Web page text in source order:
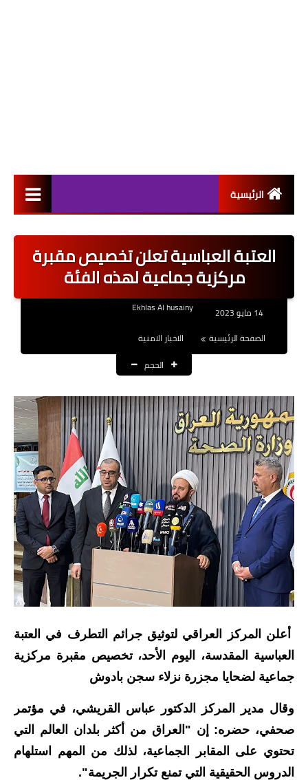
الرئيسية
اخبار القطاع العام
العقود والاجور اليومية
الرواتب
القروض والسلف
المنح المالية
قطع الاراضي
اخبار العراق
الاخبار السياسية
الاخبار الامنية
الاخبار الاقتصادية
الاخبار الرياضية
المدارس
اخبار وقرارات وزارة التربية
نتائج الامتحانات
العتبة العباسية تعلن تخصيص مقبرة
مركزية جماعية لهذه الفئة
14 مايو 2023
Ekhlas Al husainy
الصفحة الرئيسية
الاخبار الامنية
الحجم
أعلن المركز العراقي لتوثيق جرائم التطرف في العتبة
العباسية المقدسة، اليوم الأحد، تخصيص مقبرة مركزية
جماعية لضحايا مجزرة نزلاء سجن بادوش
وقال مدير المركز الدكتور عباس القريشي، في مؤتمر
صحفي، حضره: إن "العراق من أكثر بلدان العالم التي
تحتوي على المقابر الجماعية، لذلك من المهم استلهام
الدروس الحقيقية التي تمنع تكرار الجريمة".